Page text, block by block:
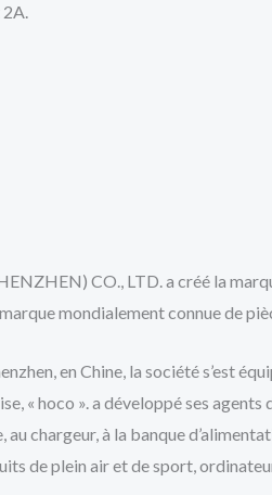
2A.
CO., LTD. a créé la
mondialement connue de
en Chine, la société s’est
« hoco ». a développé ses
chargeur, à la banque
de plein air et de sport,